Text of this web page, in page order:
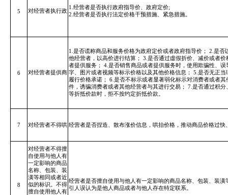
5 对经营者执行政
1.经营者是否执行政府指导价、政府定价;
2.经营者是否执行法定价格干预措施、紧急措施。
6 对经营者提供商
1.是否谎称商品和服务价格为政府定价或者政府指导价； 2.是否
他经营者，以高价进行结算； 3.是否通过虛假折价、减价或者
者提供服务； 4.是否销售商品或者提供服务时，使用欺骗性、
字、图片或者视频等标示价格以及其他价格信息； 5.是否无正
履行价格承诺； 6.是否不标示或者显著弱化标示对消费者或者
件，诱骗消费者或者其他经营者与其进行交易； 7.是否通过积
等折抵价款时，拒不按约定折抵价款。
7 对经营者不得哄 经营者是否捏造、散布涨价信息，哄抬价格，推动商品价格过快
8
对经营者不得擅
自使用与他人有
一定影响的商品
名称、包装、装
潢等相同或者近
似的标识。不得
擅自使用他人有
经营者是否擅自使用与他人有一定影响的商品名称、包装、装潢
引人误认为是他人商品或者与他人存在特定联系。